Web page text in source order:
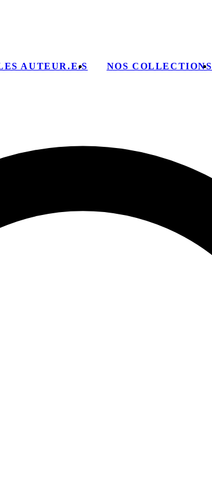
AUTEUR.E.S NOS COLLECTIONS